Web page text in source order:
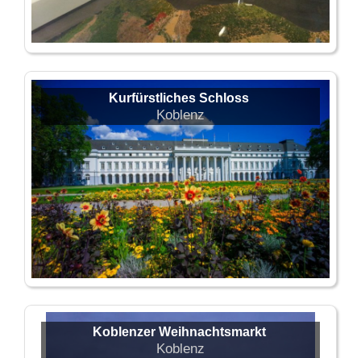
Kurfürstliches Schloss
Koblenz
Koblenzer Weihnachtsmarkt
Koblenz